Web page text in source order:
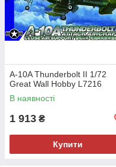
A-10A Thunderbolt II 1/72
Great Wall Hobby L7216
В наявності
1 913 ₴
Купити